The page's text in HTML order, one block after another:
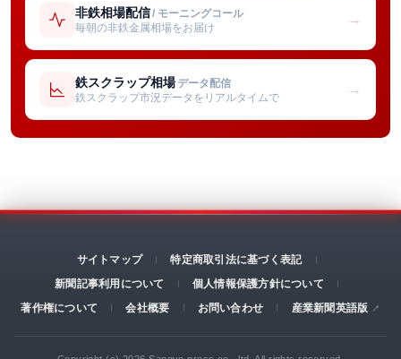
非鉄相場配信/ モーニングコール
毎朝の非鉄金属相場をお届け
→
鉄スクラップ相場 データ配信
鉄スクラップ市況データをリアルタイムで
→
サイトマップ
特定商取引法に基づく表記
新聞記事利用について
個人情報保護方針について
著作権について
会社概要 お問い合わせ 産業新聞英語版